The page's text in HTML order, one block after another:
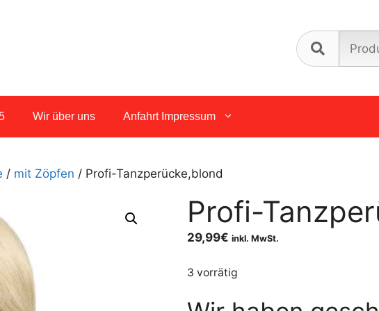
Wir über uns Anfahrt Impressum
/ mit Zöpfen / Profi-Tanzperücke,blond
Profi-
29,99€ inkl. MwSt.
3 vorrätig